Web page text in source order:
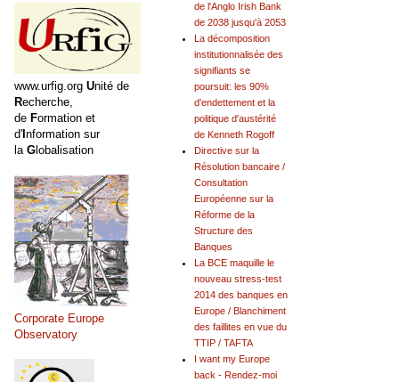
de l'Anglo Irish Bank
de 2038 jusqu'à 2053
La décomposition
institutionnalisée des
signifiants se
poursuit: les 90%
d'endettement et la
politique d'austérité
de Kenneth Rogoff
Directive sur la
Résolution bancaire /
Consultation
Européenne sur la
Réforme de la
Structure des
Banques
La BCE maquille le
nouveau stress-test
2014 des banques en
Europe / Blanchiment
des faillites en vue du
TTIP / TAFTA
I want my Europe
back - Rendez-moi
www.urfig.org Unité de
Recherche,
de Formation et
d'Information sur
la Globalisation
Corporate Europe
Observatory